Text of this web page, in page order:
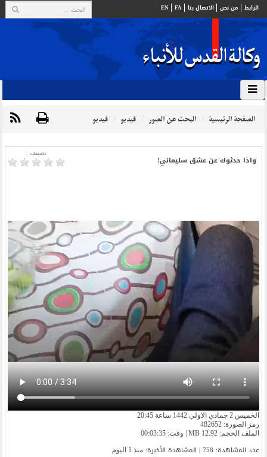
الرابط من نحن الاتصال بنا FA
EN
الصفحة الرئيسية البحث عن الصور فيديو فيديو
تصنیف :
واذا حدثوك عن عشق سليماني!
الخميس 2 جمادي الاولي 1442 ساعة 20:45
رمز الصورة: 482652
الملف الحجم: 12.92 MB | وقت: 00:03:35
عدد المشاهدة: 758 | المشاهدة الأخیرة: منذ 1 اليوم